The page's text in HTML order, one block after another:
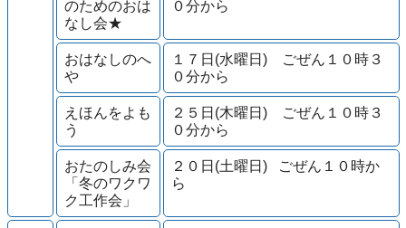
のためのおは
なし会★
０分から
おはなしのへ
や
１７日(水曜日) ごぜん１０時３
０分から
えほんをよも
う
２５日(木曜日) ごぜん１０時３
０分から
おたのしみ会
「冬のワクワ
ク工作会」
２０日(土曜日) ごぜん１０時か
ら